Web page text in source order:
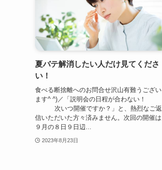
夏バテ解消したい人だけ見てくださ
い！
食べる断捨離へのお問合せ沢山有難うござい
ます^ ^)／「説明会の日程が合わない！
次いつ開催ですか？」と、熱烈なご返
信いただいた方々済みません。次回の開催は
９月の８日９日辺...
2023年8月23日